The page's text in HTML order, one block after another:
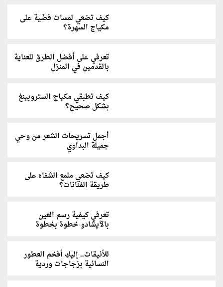
كيف تضعي لمسات فضّية على
مكياج السهرة؟
تعرفي على أفضل الطرق للعناية
بالقدمين في المنزل
كيف تطبقي مكياج الستروبينغ
بشكل صحيح؟
أجمل تسريحات الشعر من وحي
جميلة البداوي
كيف تضعي ملمع الشفاه على
طريقة الفنانات؟
تعرفي كيفية رسم العين
بالآيشادو خطوة بخطوة
للأنيقات.. إليكِ أفخم العطور
النسائية بزجاجات وردية